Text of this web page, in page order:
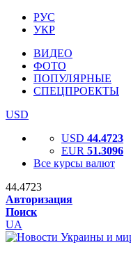
РУС
УКР
ВИДЕО
ФОТО
ПОПУЛЯРНЫЕ
СПЕЦПРОЕКТЫ
USD
USD 44.4723
EUR 51.3096
Все курсы валют
44.4723
Авторизация
Поиск
UA